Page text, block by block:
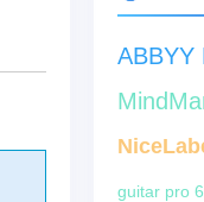
ABBYY
guitar pro 6